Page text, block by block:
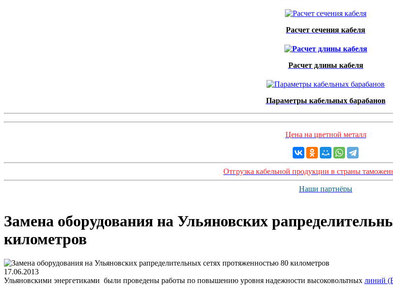
Расчет сечения кабеля
Расчет длины кабеля
Параметры кабельных барабанов
Цена на цветной металл
Отгрузка кабельной продукции в страны
Наши партнёры
Замена оборудования на Ульяновских
километров
17.06.2013
Ульяновскими энергетиками были проведены работы по повышению уровня надежности высоковольтных линий